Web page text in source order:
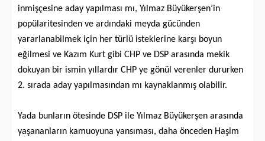
inmişçesine aday yapılması mı, Yılmaz Büyükerşen’in
popülaritesinden ve ardındaki meyda gücünden
yararlanabilmek için her türlü isteklerine karşı boyun
eğilmesi ve Kazım Kurt gibi CHP ve DSP arasında mekik
dokuyan bir ismin yıllardır CHP ye gönül verenler dururken
2. sırada aday yapılmasından mı kaynaklanmış olabilir.
Yada bunların ötesinde DSP ile Yılmaz Büyükerşen arasında
yaşananların kamuoyuna yansıması, daha önceden Haşim